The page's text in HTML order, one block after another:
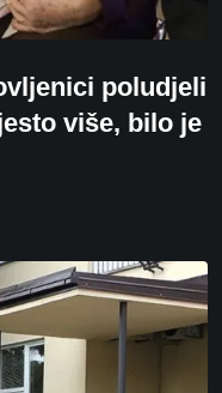
poludjeli
više, bilo je